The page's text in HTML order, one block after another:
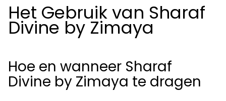
Het Gebruik van Sharaf
Divine by Zimaya
Hoe en wanneer Sharaf
Divine by Zimaya te dragen